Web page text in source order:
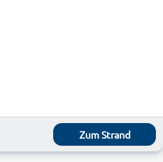
Zum Strand